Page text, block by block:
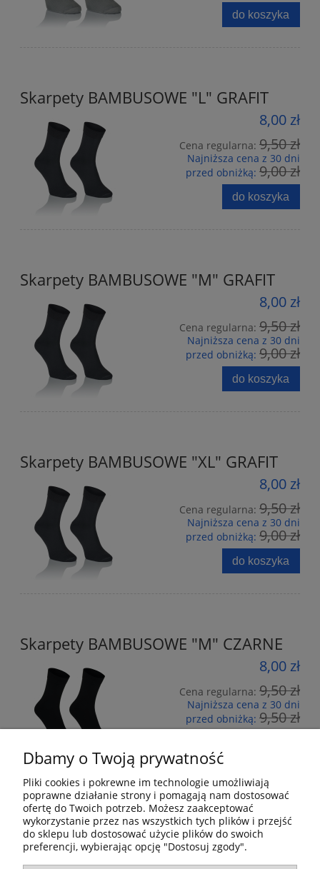
do koszyka
Skarpety BAMBUSOWE "L" GRAFIT
8,00 zł
Cena regularna: 9,50 zł
Najniższa cena z 30 dni
przed obniżką: 9,00 zł
do koszyka
Skarpety BAMBUSOWE "M" GRAFIT
8,00 zł
Cena regularna: 9,50 zł
Najniższa cena z 30 dni
przed obniżką: 9,00 zł
do koszyka
Skarpety BAMBUSOWE "XL" GRAFIT
8,00 zł
Cena regularna: 9,50 zł
Najniższa cena z 30 dni
przed obniżką: 9,00 zł
do koszyka
Skarpety BAMBUSOWE "M" CZARNE
8,00 zł
Cena regularna: 9,50 zł
Najniższa cena z 30 dni
przed obniżką: 9,50 zł
Pomoc
Dbamy o Twoją prywatność
Pliki cookies i pokrewne im technologie umożliwiają
poprawne działanie strony i pomagają nam dostosować
ofertę do Twoich potrzeb. Możesz zaakceptować
wykorzystanie przez nas wszystkich tych plików i przejść
do sklepu lub dostosować użycie plików do swoich
preferencji, wybierając opcję "Dostosuj zgody".